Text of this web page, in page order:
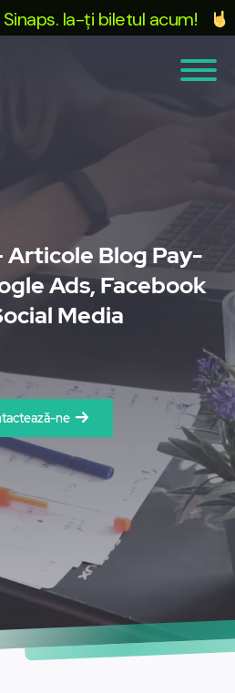
Ia-ți biletul acum!
Articole Blog Pay-
Ads, Facebook
Media
ne